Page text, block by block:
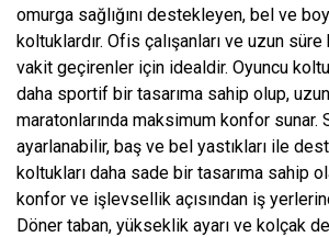
omurga sağlığını destekleyen, bel ve
koltuklardır. Ofis çalışanları ve uzun
vakit geçirenler için idealdir. Oyuncu
daha sportif bir tasarıma sahip olup,
maratonlarında maksimum konfor sunar.
ayarlanabilir, baş ve bel yastıkları ile
koltukları daha sade bir tasarıma sahip
konfor ve işlevsellik açısından iş
Döner taban, yükseklik ayarı ve kolçak